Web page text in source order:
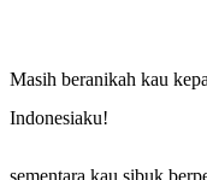
Masih beranikah kau
Indonesiaku!
sementara kau sibuk